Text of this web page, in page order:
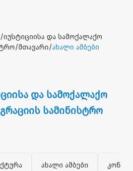
და სამოქალაქო
მთავარი/ახალი ამბები
და სამოქალაქო
სამინისტრო
ახალი ამბები